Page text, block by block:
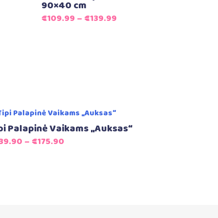
90×40 cm
€109.99 – €139.99
Palapinė Vaikams „Auksas“
– €175.90